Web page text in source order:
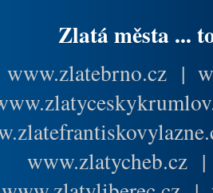
Zlatá města ...
www.zlatebrno.cz |
www.zlatycheb.cz